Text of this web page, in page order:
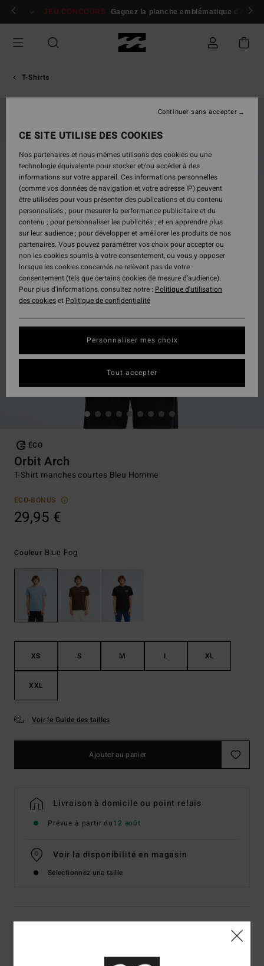
Passer
Se connecter / s'inscrire
JEU CONCOURS Gagnez la planche emblématique d'Andy
T-Shirts
ÉCO
Orbit Arch
T-Shirt manches courtes Bleu Homme
ECO-BONUS
29,95 €
Couleur Blue Fog
XS S M L XL
XXL
Voir le Guide des tailles
Ajouter au panier
Livraison à domicile ou point relais
Prévue à partir du12 août
Voir la disponibilité en magasin
Sélectionnez une taille
Details & caractéristiques
CE SITE UTILISE DES COOKIES
Nos partenaires et nous-mêmes utilisons des cookies ou une
technologie équivalente pour stocker et/ou accéder à des
informations sur votre appareil. Ces informations personnelles
(comme vos données de navigation et votre adresse IP) peuvent
être utilisées pour vous présenter des publications et du contenu
personnalisés ; pour mesurer la performance publicitaire et du
contenu ; pour personnaliser les publicités ; et en apprendre plus
sur leur audience ; pour développer et améliorer les produits de nos
partenaires. Vous pouvez paramétrer vos choix pour accepter ou
non les cookies soumis à votre consentement, ou vous y opposer
lorsque les cookies concernés ne relèvent pas de votre
consentement (tels que certains cookies de mesure d’audience).
Pour plus d'informations, consultez notre : Politique d'utilisation
des cookieset Politique de confidentialité
Personnaliser mes choix
Continuer sans accepter
Tout accepter